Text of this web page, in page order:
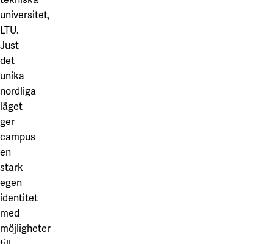
Karlstad
Karlstads universitet
Högskolan i Gävle
Skövde
Högskolan i Skövde
Borås
Högskolan i Borås
Våra projekt
Innovation och forskningssamverkan
universitet,
LTU.
Just
det
unika
nordliga
läget
ger
campus
en
stark
egen
identitet
med
möjligheter